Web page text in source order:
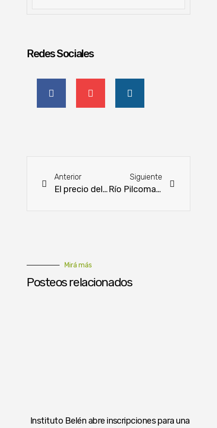
Redes Sociales
Anterior
El precio del tomate sube por falta de importaciones, aseguran
Siguiente
Río Pilcomayo: repunte del caudal asegura abastecimiento en la embocadura
Mirá más
Posteos relacionados
Instituto Belén abre inscripciones para una